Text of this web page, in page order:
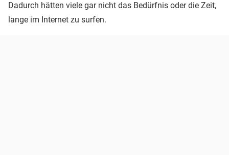
Dadurch hätten viele gar nicht das Bedürfnis oder die Zeit,
lange im Internet zu surfen.